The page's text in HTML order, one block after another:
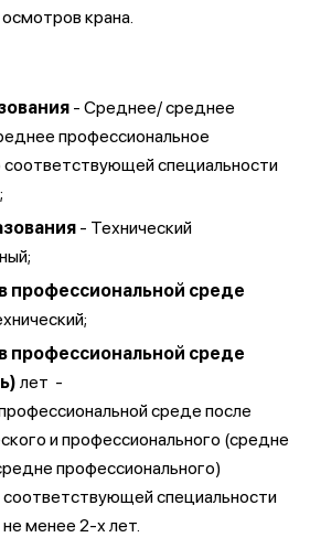
крана.
- Среднее/ среднее
профессиональное
соответствующей специальности
- Технический
профессиональной среде
профессиональной среде
лет -
среде после
и профессионального (средне
профессионального)
соответствующей специальности
менее 2-х лет.